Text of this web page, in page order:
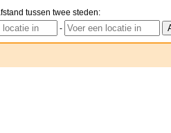
tussen twee steden:
-